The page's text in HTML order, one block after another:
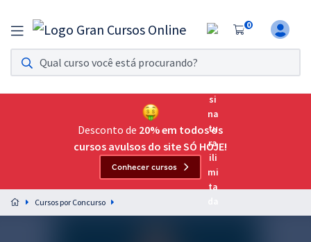
0
Assinatura Ilimitada 11
Acesso a todos os cursos. Teste grátis por 7 dias!
Assinatura OAB Até Passar
Acesso ilimitado a toda preparação para o Exame da
Preparação completa e intensiva para as principais
residências em saúde do Brasil
Desconto de 20% em todos os
cursos avulsos do site SÓ HOJE!
Conhecer cursos
Cursos por Concurso